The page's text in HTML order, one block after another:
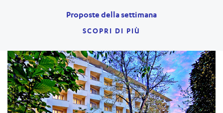
Proposte della settimana
SCOPRI DI PIÙ